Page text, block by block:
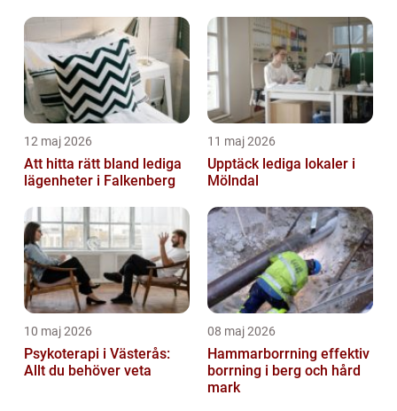
12 maj 2026
Att hitta rätt bland lediga
lägenheter i Falkenberg
11 maj 2026
Upptäck lediga lokaler i
Mölndal
10 maj 2026
Psykoterapi i Västerås:
Allt du behöver veta
08 maj 2026
Hammarborrning effektiv
borrning i berg och hård
mark